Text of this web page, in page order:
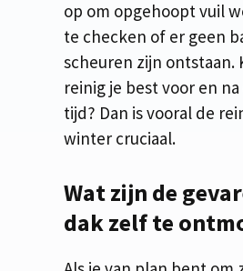
op om opgehoopt vuil
te checken of er geen
scheuren zijn ontstaan.
reinig je best voor en
tijd? Dan is vooral de
winter cruciaal.
Wat zijn de
dak zelf te